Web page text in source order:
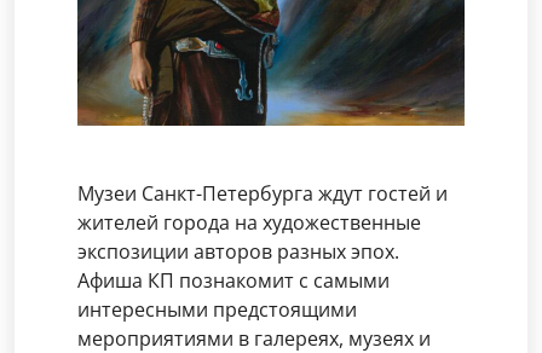
Музеи Санкт-Петербурга ждут гостей и
жителей города на художественные
экспозиции авторов разных эпох.
Афиша КП познакомит с самыми
интересными предстоящими
мероприятиями в галереях, музеях и